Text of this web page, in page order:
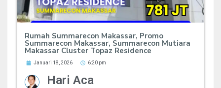
Rumah Summarecon Makassar, Promo
Summarecon Makassar, Summarecon Mutiara
Makassar Cluster Topaz Residence
Januari 18, 2026 6:20 pm
Hari Aca